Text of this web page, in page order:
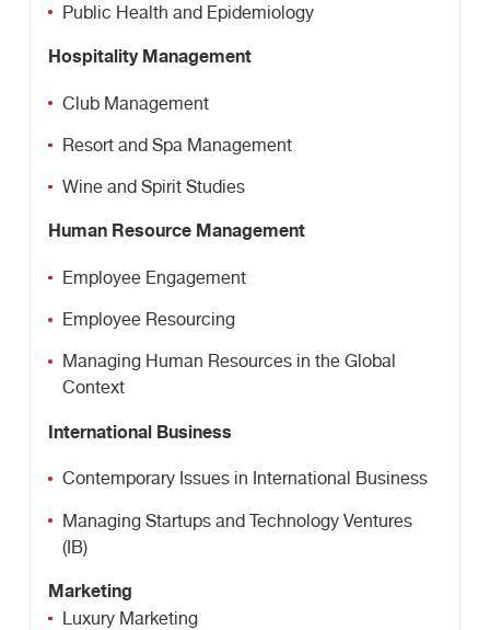
Public Health and Epidemiology
Hospitality Management
Club Management
Resort and Spa Management
Wine and Spirit Studies
Human Resource Management
Employee Engagement
Employee Resourcing
Managing Human Resources in the Global
Context
International Business
Contemporary Issues in International Business
Managing Startups and Technology Ventures
(IB)
Marketing
Luxury Marketing